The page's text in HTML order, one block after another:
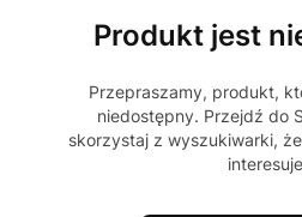
Produkt jest
Przepraszamy, produkt,
niedostępny. Przejdź do
skorzystaj z wyszukiwarki,